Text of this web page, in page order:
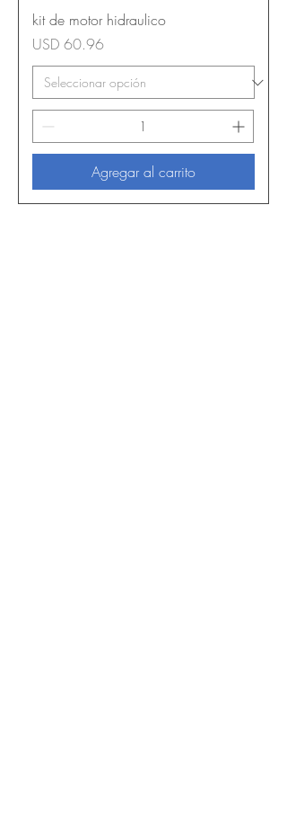
kit de motor hidraulico
Precio
USD 60.96
Agregar al carrito